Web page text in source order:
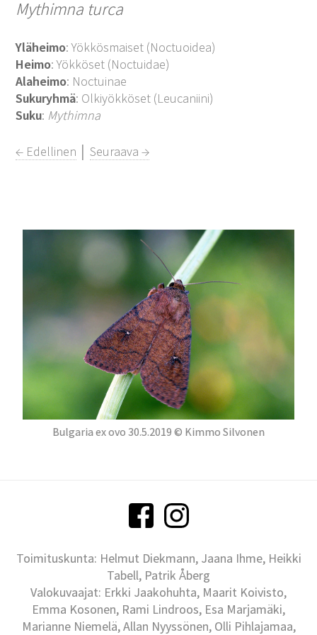
Mythimna turca
Yläheimo: Yökkösmaiset (Noctuoidea)
Heimo: Yökköset (Noctuidae)
Alaheimo: Noctuinae
Sukuryhmä: Olkiyökköset (Leucaniini)
Suku: Mythimna
← Edellinen │Seuraava →
Bulgaria ex ovo 30.5.2019 © Kimmo Silvonen
Toimituskunta: Helmut Diekmann, Jaana Ihme, Heikki
Tabell, Patrik Åberg
Valokuvaajat: Erkki Jaakohuhta, Maarit Koivisto,
Emma Kosonen, Rami Lindroos, Esa Marjamäki,
Marianne Niemelä, Allan Nyyssönen, Olli Pihlajamaa,